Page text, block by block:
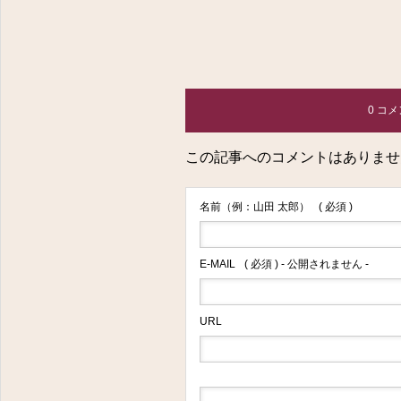
0 コメ
この記事へのコメントはありませ
名前（例：山田 太郎） ( 必須 )
E-MAIL ( 必須 ) - 公開されません -
URL